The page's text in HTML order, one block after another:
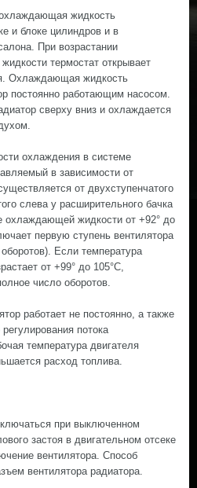
охлаждающая жидкость
и блоке цилиндров и в
При возрастании
термостат открывает
Охлаждающая жидкость
постоянно работающим насосом.
сверху вниз и охлаждается
охлаждения в системе
в зависимости от
от двухступенчатого
слева у расширительного бачка
охлаждающей жидкости от +92° до
первую ступень вентилятора
Если температура
от +99° до 105°С,
число оборотов.
работает не постоянно, а также
потока
температура двигателя
расход топлива.
при выключенном
застоя в двигательном отсеке
вентилятора. Способ
вентилятора радиатора.